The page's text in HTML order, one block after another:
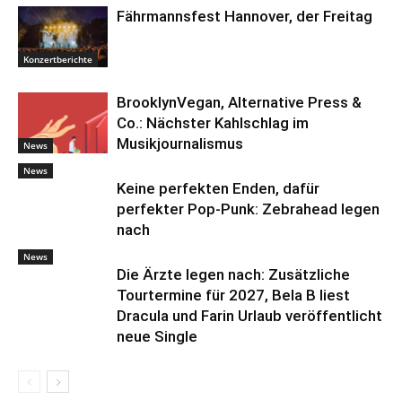
Konzertberichte
Fährmannsfest Hannover, der Freitag
News
BrooklynVegan, Alternative Press &
Co.: Nächster Kahlschlag im
Musikjournalismus
News
Keine perfekten Enden, dafür
perfekter Pop-Punk: Zebrahead legen
nach
News
Die Ärzte legen nach: Zusätzliche
Tourtermine für 2027, Bela B liest
Dracula und Farin Urlaub veröffentlicht
neue Single